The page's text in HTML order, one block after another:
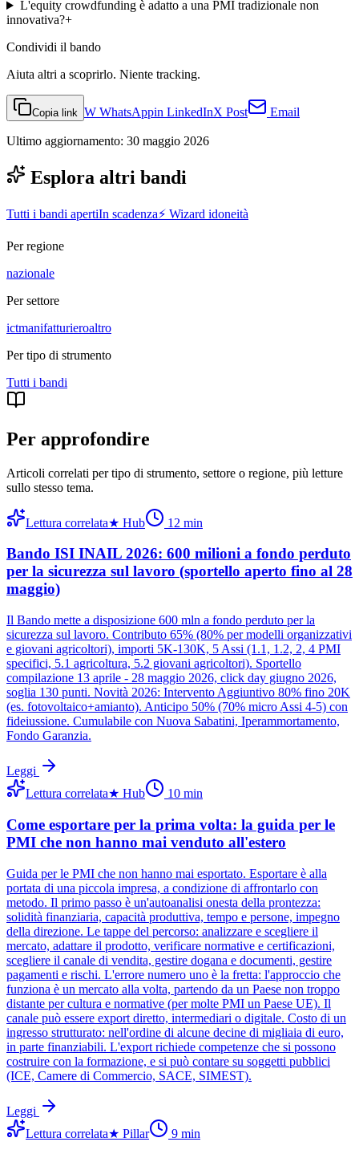
L'equity crowdfunding è adatto a una PMI tradizionale non
innovativa?+
Condividi il bando
Aiuta altri a scoprirlo. Niente tracking.
Copia link W WhatsAppin LinkedInX Post Email
Ultimo aggiornamento: 30 maggio 2026
Esplora altri bandi
Tutti i bandi apertiIn scadenza⚡ Wizard idoneità
Per regione
nazionale
Per settore
ictmanifatturieroaltro
Per tipo di strumento
Tutti i bandi
Per approfondire
Articoli correlati per tipo di strumento, settore o regione, più letture
sullo stesso tema.
Lettura correlata★ Hub 12 min
Bando ISI INAIL 2026: 600 milioni a fondo perduto
per la sicurezza sul lavoro (sportello aperto fino al 28
maggio)
Il Bando mette a disposizione 600 mln a fondo perduto per la
sicurezza sul lavoro. Contributo 65% (80% per modelli organizzativi
e giovani agricoltori), importi 5K-130K, 5 Assi (1.1, 1.2, 2, 4 PMI
specifici, 5.1 agricoltura, 5.2 giovani agricoltori). Sportello
compilazione 13 aprile - 28 maggio 2026, click day giugno 2026,
soglia 130 punti. Novità 2026: Intervento Aggiuntivo 80% fino 20K
(es. fotovoltaico+amianto). Anticipo 50% (70% micro Assi 4-5) con
fideiussione. Cumulabile con Nuova Sabatini, Iperammortamento,
Fondo Garanzia.
Leggi
Lettura correlata★ Hub 10 min
Come esportare per la prima volta: la guida per le
PMI che non hanno mai venduto all'estero
Guida per le PMI che non hanno mai esportato. Esportare è alla
portata di una piccola impresa, a condizione di affrontarlo con
metodo. Il primo passo è un'autoanalisi onesta della prontezza:
solidità finanziaria, capacità produttiva, tempo e persone, impegno
della direzione. Le tappe del percorso: analizzare e scegliere il
mercato, adattare il prodotto, verificare normative e certificazioni,
scegliere il canale di vendita, gestire dogana e documenti, gestire
pagamenti e rischi. L'errore numero uno è la fretta: l'approccio che
funziona è un mercato alla volta, partendo da un Paese non troppo
distante per cultura e normative (per molte PMI un Paese UE). Il
canale può essere export diretto, intermediari o digitale. Costo di un
ingresso strutturato: nell'ordine di alcune decine di migliaia di euro,
in parte finanziabili. L'export richiede competenze che si possono
costruire con la formazione, e si può contare su soggetti pubblici
(ICE, Camere di Commercio, SACE, SIMEST).
Leggi
Lettura correlata★ Pillar 9 min